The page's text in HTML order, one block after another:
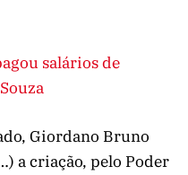
salários de
Giordano Bruno
a criação, pelo Poder